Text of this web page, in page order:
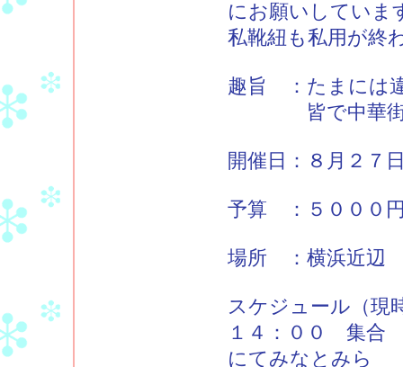
にお願いしていま
私靴紐も私用が終
趣旨 ：たまには
皆で中華街へ
開催日：８月２７
予算 ：５０００
場所 ：横浜近辺
スケジュール（現
１４：００ 集合
にてみなとみら